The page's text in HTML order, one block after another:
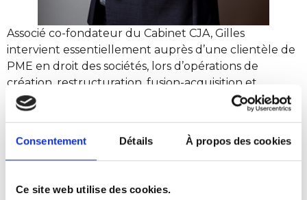
Consentement Détails À propos des cookies
Ce site web utilise des cookies.
Associé co-fondateur du Cabinet CJA, Gilles
intervient essentiellement auprès d’une clientèle de
PME en droit des sociétés, lors d’opérations de
création, restructuration, fusion-acquisition et
également auprès d’entreprises en difficulté.
Il a développé par ailleurs un domaine d’intervention
particulier au profit de différents professionnels de la
santé : médecins, dentistes, biologistes, pharmaciens
étroite collaboration avec le service fiscal du Cabinet